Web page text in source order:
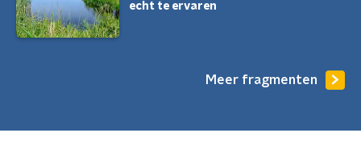
echt te ervaren
Meer fragmenten